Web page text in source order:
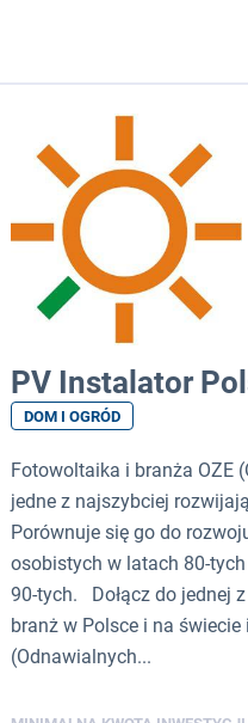
PV Instalator
DOM I OGRÓD
Fotowoltaika i branża OZE
jedne z najszybciej
Porównuje się go do
osobistych w latach 80-
90-tych. Dołącz do jednej
branż w Polsce i na
(Odnawialnych...